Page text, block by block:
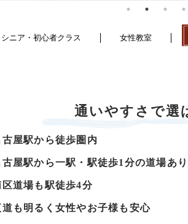
シニア・初心者クラス 女性教室
通いやすさで選
古屋駅から徒歩圏内
古屋駅から一駅・駅徒歩1分の道場あり
区道場も駅徒歩4分
道も明るく女性やお子様も安心